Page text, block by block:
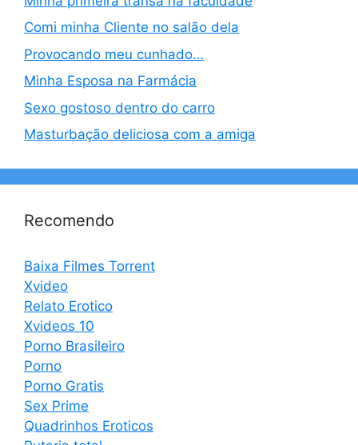
Comi minha Cliente no salão dela
Provocando meu cunhado…
Minha Esposa na Farmácia
Sexo gostoso dentro do carro
Masturbação deliciosa com a amiga
Recomendo
Baixa Filmes Torrent
Xvideo
Relato Erotico
Xvideos 10
Porno Brasileiro
Porno
Porno Gratis
Sex Prime
Quadrinhos Eroticos